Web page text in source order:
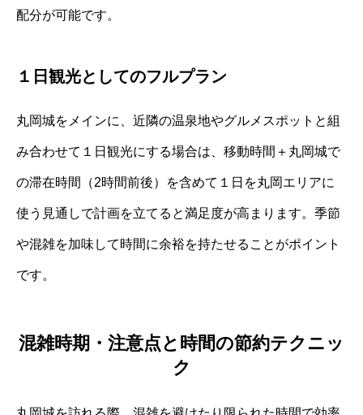
配分が可能です。
１日観光としてのフルプラン
丸岡城をメインに、近隣の温泉地やグルメスポットと組
み合わせて１日観光にする場合は、移動時間＋丸岡城で
の滞在時間（2時間前後）を含めて１日を丸岡エリアに
使う見通しで計画を立てると満足度が高まります。季節
や混雑を加味して時間に余裕を持たせることがポイント
です。
混雑時期・注意点と時間の節約テクニッ
ク